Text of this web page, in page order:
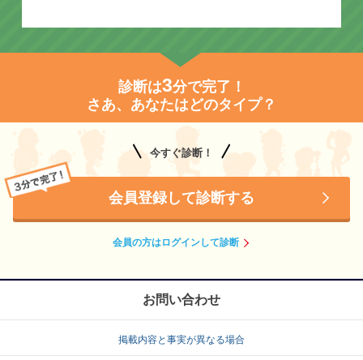
診断は3分で完了！
さあ、あなたはどのタイプ？
今すぐ診断！
会員登録して診断する
会員の方はログインして診断
お問い合わせ
掲載内容と事実が異なる場合